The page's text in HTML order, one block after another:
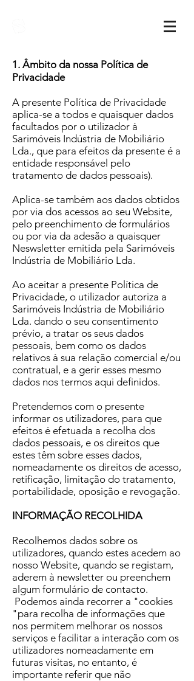
1. Âmbito da nossa Política de
Privacidade
A presente Política de Privacidade
aplica-se a todos e quaisquer dados
facultados por o utilizador à
Sarimóveis Indústria de Mobiliário
Lda., que para efeitos da presente é a
entidade responsável pelo
tratamento de dados pessoais).
Aplica-se também aos dados obtidos
por via dos acessos ao seu Website,
pelo preenchimento de formulários
ou por via da adesão a quaisquer
Neswsletter emitida pela Sarimóveis
Indústria de Mobiliário Lda.
Ao aceitar a presente Política de
Privacidade, o utilizador autoriza a
Sarimóveis Indústria de Mobiliário
Lda. dando o seu consentimento
prévio, a tratar os seus dados
pessoais, bem como os dados
relativos à sua relação comercial e/ou
contratual, e a gerir esses mesmo
dados nos termos aqui definidos.
Pretendemos com o presente
informar os utilizadores, para que
efeitos é efetuada a recolha dos
dados pessoais, e os direitos que
estes têm sobre esses dados,
nomeadamente os direitos de acesso,
retificação, limitação do tratamento,
portabilidade, oposição e revogação.
INFORMAÇÃO RECOLHIDA
Recolhemos dados sobre os
utilizadores, quando estes acedem ao
nosso Website, quando se registam,
aderem à newsletter ou preenchem
algum formulário de contacto.
Podemos ainda recorrer a "cookies
"para recolha de informações que
nos permitem melhorar os nossos
serviços e facilitar a interação com os
utilizadores nomeadamente em
futuras visitas, no entanto, é
importante referir que não